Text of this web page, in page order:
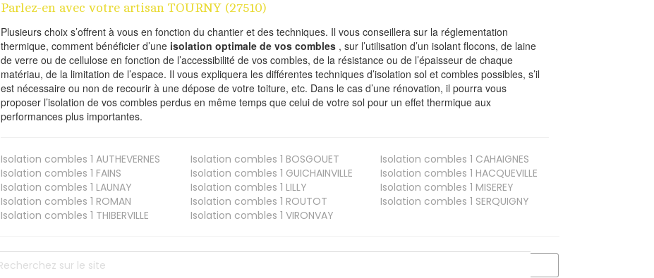
Parlez-en avec votre artisan TOURNY (27510)
Plusieurs choix s’offrent à vous en fonction du chantier et des techniques. Il vous conseillera sur la réglementation
thermique, comment bénéficier d’une isolation optimale de vos combles , sur l’utilisation d’un isolant flocons, de laine
de verre ou de cellulose en fonction de l’accessibilité de vos combles, de la résistance ou de l’épaisseur de chaque
matériau, de la limitation de l’espace. Il vous expliquera les différentes techniques d’isolation sol et combles possibles, s’il
est nécessaire ou non de recourir à une dépose de votre toiture, etc. Dans le cas d’une rénovation, il pourra vous
proposer l’isolation de vos combles perdus en même temps que celui de votre sol pour un effet thermique aux
performances plus importantes.
Isolation combles 1 AUTHEVERNES Isolation combles 1 BOSGOUET Isolation combles 1 CAHAIGNES
Isolation combles 1 FAINS Isolation combles 1 GUICHAINVILLE Isolation combles 1 HACQUEVILLE
Isolation combles 1 LAUNAY Isolation combles 1 LILLY Isolation combles 1 MISEREY
Isolation combles 1 ROMAN Isolation combles 1 ROUTOT Isolation combles 1 SERQUIGNY
Isolation combles 1 THIBERVILLE Isolation combles 1 VIRONVAY